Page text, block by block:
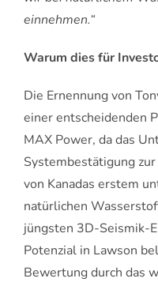
einnehmen.“
Warum dies für
Die Ernennung von
einer entscheidenden
MAX Power, da das
Systembestätigung
von Kanadas erstem
natürlichen
jüngsten 3D-Seismik-
Potenzial in Lawson
Bewertung durch das